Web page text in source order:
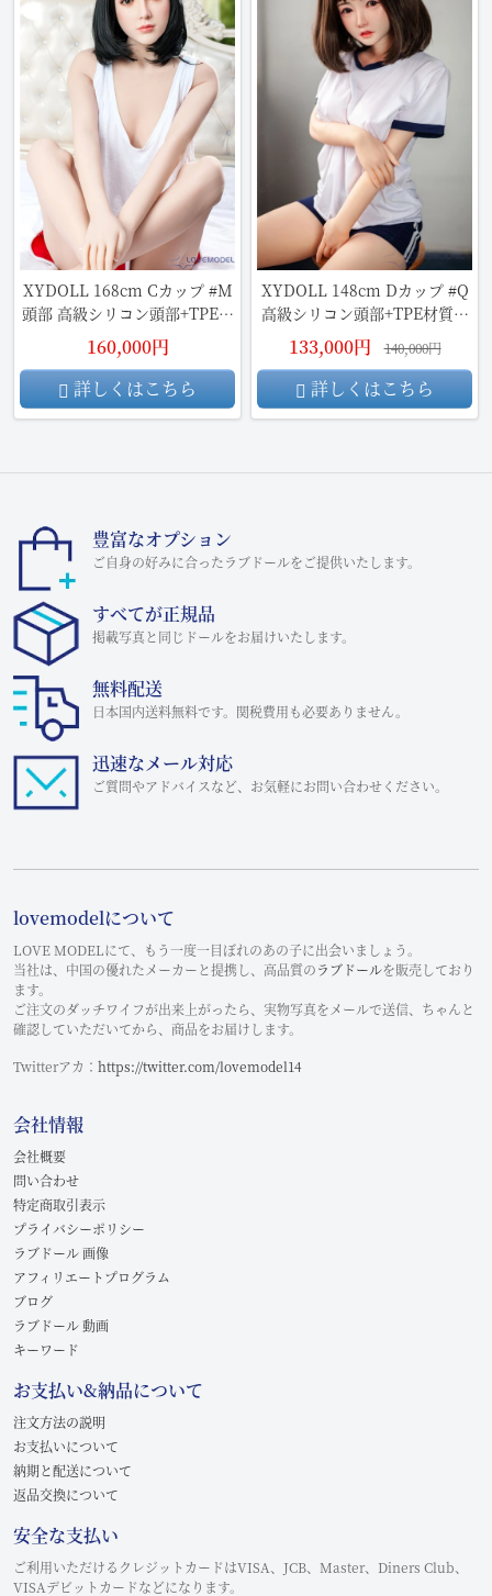
XYDOLL 168cm Cカップ #M
頭部 高級シリコン頭部+TPE材
質ボディ
160,000円
詳しくはこちら
XYDOLL 148cm Dカップ #Q
高級シリコン頭部+TPE材質ボ
ディ
133,000円 140,000円
詳しくはこちら
豊富なオプション
ご自身の好みに合ったラブドールをご提供いたします。
すべてが正規品
掲載写真と同じドールをお届けいたします。
無料配送
日本国内送料無料です。関税費用も必要ありません。
迅速なメール対応
ご質問やアドバイスなど、お気軽にお問い合わせください。
lovemodelについて
LOVE MODELにて、もう一度一目ぼれのあの子に出会いましょう。
当社は、中国の優れたメーカーと提携し、高品質のラブドールを販売しており
ます。
ご注文のダッチワイフが出来上がったら、実物写真をメールで送信、ちゃんと
確認していただいてから、商品をお届けします。
Twitterアカ： https://twitter.com/lovemodel14
会社情報
会社概要
問い合わせ
特定商取引表示
プライバシーポリシー
ラブドール 画像
アフィリエートプログラム
ブログ
ラブドール 動画
キーワード
お支払い&納品について
注文方法の説明
お支払いについて
納期と配送について
返品交換について
安全な支払い
ご利用いただけるクレジットカードはVISA、JCB、Master、Diners Club、
VISAデビットカードなどになります。